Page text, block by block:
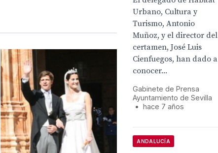
Urbano, Cultura y
Turismo, Antonio
Muñoz, y el director del
certamen, José Luis
Cienfuegos, han dado a
conocer...
Gabinete de Prensa
Ayuntamiento de Sevilla
•
hace 7 años
ANDALUCÍA